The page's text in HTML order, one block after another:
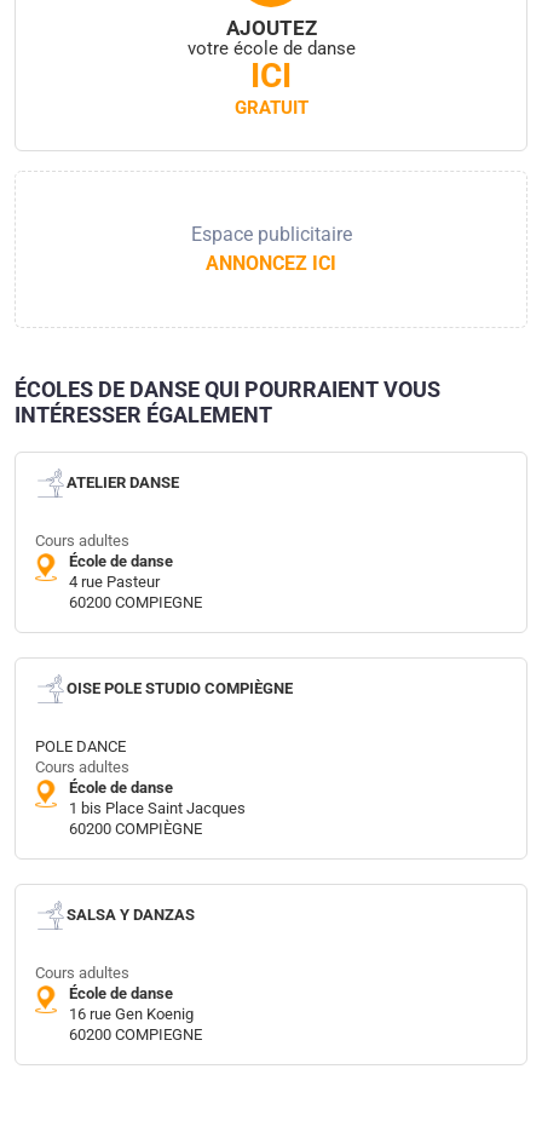
AJOUTEZ
votre école de danse
ICI
GRATUIT
Espace publicitaire
ANNONCEZ ICI
ÉCOLES DE DANSE QUI POURRAIENT VOUS
INTÉRESSER ÉGALEMENT
ATELIER DANSE
Cours adultes
École de danse
4 rue Pasteur
60200 COMPIEGNE
OISE POLE STUDIO COMPIÈGNE
POLE DANCE
Cours adultes
École de danse
1 bis Place Saint Jacques
60200 COMPIÈGNE
SALSA Y DANZAS
Cours adultes
École de danse
16 rue Gen Koenig
60200 COMPIEGNE